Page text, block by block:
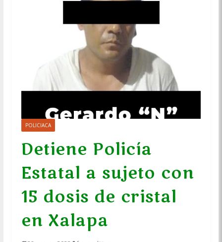
POLICIACA
Detiene Policía
Estatal a sujeto con
15 dosis de cristal
en Xalapa